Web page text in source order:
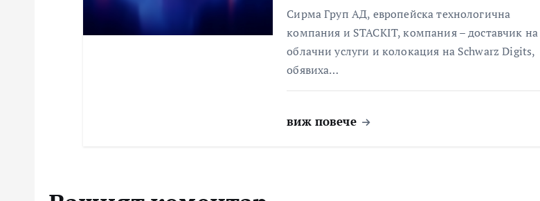
Сирма Груп АД, европейска технологична
компания и STACKIT, компания – доставчик на
облачни услуги и колокация на Schwarz Digits,
обявиха…
виж повече